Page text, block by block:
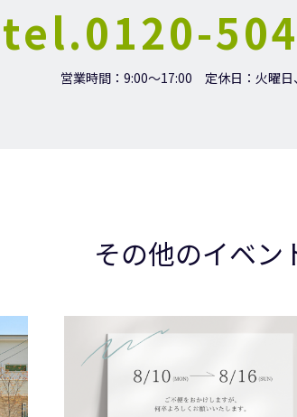
tel.0120-
営業時間：9:00～17:00 定休日：火曜日
その他のイベン